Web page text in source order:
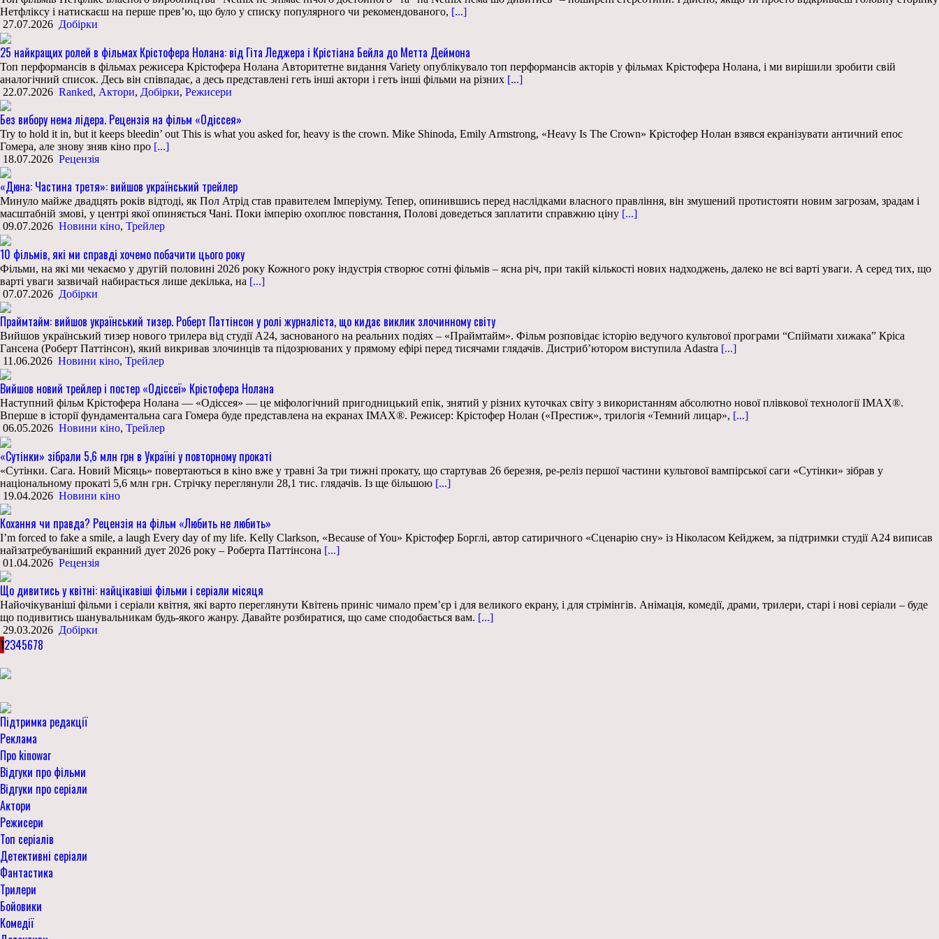
Нетфліксу і натискаєш на перше прев’ю, що було у списку популярного чи рекомендованого, [...]
27.07.2026 Добірки
25 найкращих ролей в фільмах Крістофера Нолана: від Гіта Леджера і Крістіана Бейла до Метта Деймона
Топ перформансів в фільмах режисера Крістофера Нолана Авторитетне видання Variety опублікувало топ перформансів акторів у фільмах Крістофера Нолана, і ми вирішили зробити свій
аналогічний список. Десь він співпадає, а десь представлені геть інші актори і геть інші фільми на різних [...]
22.07.2026 Ranked, Актори, Добірки, Режисери
Без вибору нема лідера. Рецензія на фільм «Одіссея»
Try to hold it in, but it keeps bleedin’ out This is what you asked for, heavy is the crown. Mike Shinoda, Emily Armstrong, «Heavy Is The Crown» Крістофер Нолан взявся екранізувати античний епос
Гомера, але знову зняв кіно про [...]
18.07.2026 Рецензія
«Дюна: Частина третя»: вийшов український трейлер
Минуло майже двадцять років відтоді, як Пол Атрід став правителем Імперіуму. Тепер, опинившись перед наслідками власного правління, він змушений протистояти новим загрозам, зрадам і
масштабній змові, у центрі якої опиняється Чані. Поки імперію охоплює повстання, Полові доведеться заплатити справжню ціну [...]
09.07.2026 Новини кіно, Трейлер
10 фільмів, які ми справді хочемо побачити цього року
Фільми, на які ми чекаємо у другій половині 2026 року Кожного року індустрія створює сотні фільмів – ясна річ, при такій кількості нових надходжень, далеко не всі варті уваги. А серед тих, що
варті уваги зазвичай набирається лише декілька, на [...]
07.07.2026 Добірки
Праймтайм: вийшов український тизер. Роберт Паттінсон у ролі журналіста, що кидає виклик злочинному світу
Вийшов український тизер нового трилера від студії А24, заснованого на реальних подіях – «Праймтайм». Фільм розповідає історію ведучого культової програми “Спіймати хижака” Кріса
Гансена (Роберт Паттінсон), який викривав злочинців та підозрюваних у прямому ефірі перед тисячами глядачів. Дистриб’ютором виступила Adastra [...]
11.06.2026 Новини кіно, Трейлер
Вийшов новий трейлер і постер «Одіссеї» Крістофера Нолана
Наступний фільм Крістофера Нолана — «Одіссея» — це міфологічний пригодницький епік, знятий у різних куточках світу з використанням абсолютно нової плівкової технології IMAX®.
Вперше в історії фундаментальна сага Гомера буде представлена на екранах IMAX®. Режисер: Крістофер Нолан («Престиж», трилогія «Темний лицар», [...]
06.05.2026 Новини кіно, Трейлер
«Сутінки» зібрали 5,6 млн грн в Україні у повторному прокаті
«Сутінки. Сага. Новий Місяць» повертаються в кіно вже у травні За три тижні прокату, що стартував 26 березня, ре-реліз першої частини культової вампірської саги «Сутінки» зібрав у
національному прокаті 5,6 млн грн. Стрічку переглянули 28,1 тис. глядачів. Із ще більшою [...]
19.04.2026 Новини кіно
Кохання чи правда? Рецензія на фільм «Любить не любить»
I’m forced to fake a smile, a laugh Every day of my life. Kelly Clarkson, «Because of You» Крістофер Борглі, автор сатиричного «Сценарію сну» із Ніколасом Кейджем, за підтримки студії А24 виписав
найзатребуваніший екранний дует 2026 року – Роберта Паттінсона [...]
01.04.2026 Рецензія
Що дивитись у квітні: найцікавіші фільми і серіали місяця
Найочікуваніші фільми і серіали квітня, які варто переглянути Квітень приніс чимало прем’єр і для великого екрану, і для стрімінгів. Анімація, комедії, драми, трилери, старі і нові серіали – буде
що подивитись шанувальникам будь-якого жанру. Давайте розбиратися, що саме сподобається вам. [...]
29.03.2026 Добірки
12345678
Підтримка редакції
Реклама
Про kinowar
Відгуки про фільми
Відгуки про серіали
Актори
Режисери
Топ серіалів
Детективні серіали
Фантастика
Трилери
Бойовики
Комедії